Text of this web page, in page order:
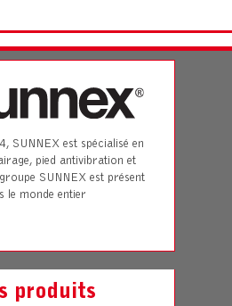
SUNNEX est spécialisé en
pied antivibration et
SUNNEX est présent
le monde entier
produits